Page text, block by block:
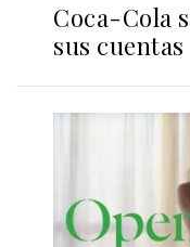
Coca-Cola
sus